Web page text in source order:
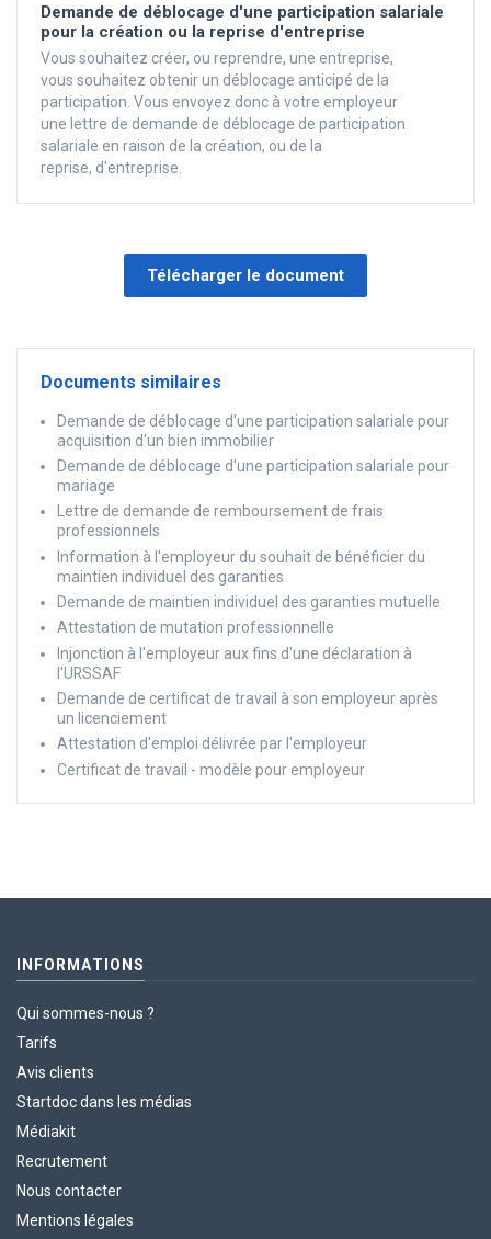
Demande de déblocage d'une participation salariale
pour la création ou la reprise d'entreprise
Vous souhaitez créer, ou reprendre, une entreprise,
vous souhaitez obtenir un déblocage anticipé de la
participation. Vous envoyez donc à votre employeur
une lettre de demande de déblocage de participation
salariale en raison de la création, ou de la
reprise, d'entreprise.
Télécharger le document
Documents similaires
Demande de déblocage d'une participation salariale pour
acquisition d'un bien immobilier
Demande de déblocage d'une participation salariale pour
mariage
Lettre de demande de remboursement de frais
professionnels
Information à l'employeur du souhait de bénéficier du
maintien individuel des garanties
Demande de maintien individuel des garanties mutuelle
Attestation de mutation professionnelle
Injonction à l'employeur aux fins d'une déclaration à
l'URSSAF
Demande de certificat de travail à son employeur après
un licenciement
Attestation d'emploi délivrée par l'employeur
Certificat de travail - modèle pour employeur
INFORMATIONS
Qui sommes-nous ?
Tarifs
Avis clients
Startdoc dans les médias
Médiakit
Recrutement
Nous contacter
Mentions légales